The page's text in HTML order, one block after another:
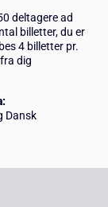
deltagere ad
billetter, du er
4 billetter pr.
dig
Dansk